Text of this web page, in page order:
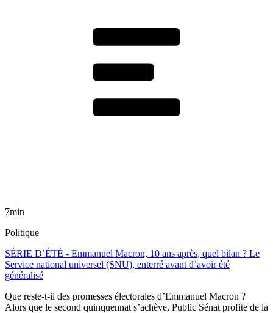
7min
Politique
SÉRIE D’ÉTÉ - Emmanuel Macron, 10 ans après, quel bilan ? Le
Service national universel (SNU), enterré avant d’avoir été
généralisé
Que reste-t-il des promesses électorales d’Emmanuel Macron ?
Alors que le second quinquennat s’achève, Public Sénat profite de la